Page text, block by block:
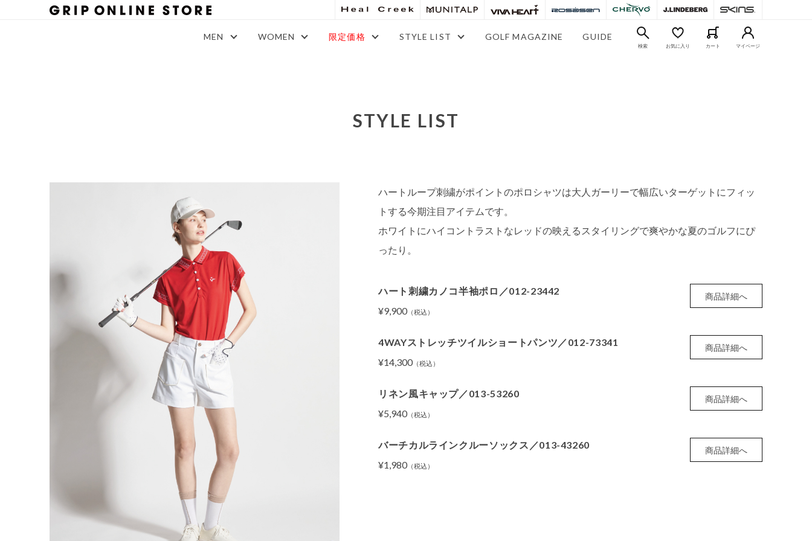
MEN WOMEN 限定価格 STYLE LIST GOLF MAGAZINE GUIDE
検索 お気に入り カート マイページ
STYLE LIST
ハートループ刺繍がポイントのポロシャツは大人ガーリーで幅広いターゲットにフィッ
トする今期注目アイテムです。
ホワイトにハイコントラストなレッドの映えるスタイリングで爽やかな夏のゴルフにぴ
ったり。
ハート刺繍カノコ半袖ポロ／012-23442
¥9,900 （税込）
商品詳細へ
4WAYストレッチツイルショートパンツ／012-73341
¥14,300 （税込）
商品詳細へ
リネン風キャップ／013-53260
¥5,940 （税込）
商品詳細へ
バーチカルラインクルーソックス／013-43260
¥1,980 （税込）
商品詳細へ